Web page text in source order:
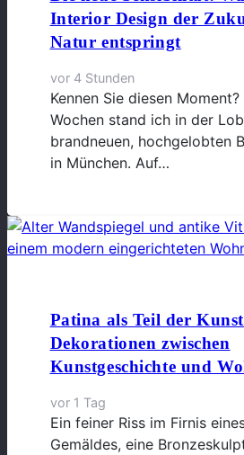
Interior Design der
Natur entspringt
vor 4 Stunden
Kennen Sie diesen
Wochen stand ich in der
brandneuen, hochgelobten
in München. Auf…
Patina als Teil der
Dekorationen zwischen
Kunstgeschichte und
vor 1 Tag
Ein feiner Riss im Firnis
Gemäldes, eine